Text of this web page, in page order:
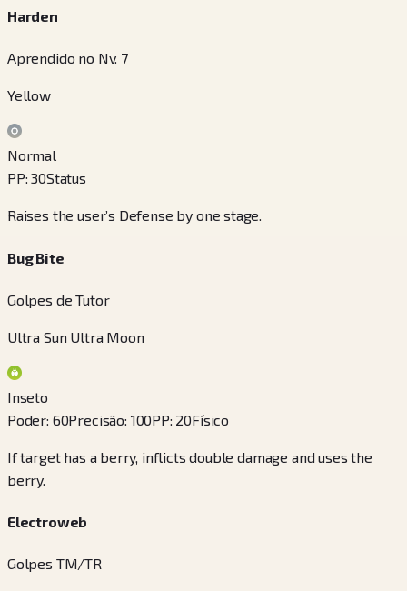
Harden
Aprendido no Nv. 7
Yellow
Normal
PP:30Status
Raises the user’s Defense by one stage.
Bug Bite
Golpes de Tutor
Ultra Sun Ultra Moon
Inseto
Poder: 60Precisão: 100PP: 20Físico
If target has a berry, inflicts double damage and uses the
berry.
Electroweb
Golpes TM/TR